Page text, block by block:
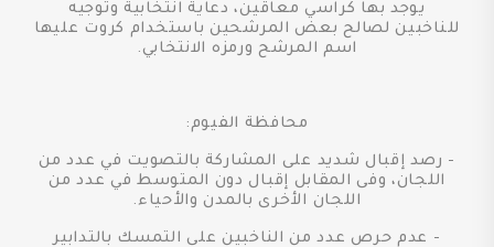
يوجد بها كراسي معاقين، دعاية انتخابية وتوجيه
للناخبين لصالح بعض المرشحين باستخدام كروت عليها
اسم المرشح ورمزه الانتخابي.
محافظة الفيوم:
- رصد إقبال شديد على المشاركة بالتصويت في عدد من
اللجان، وفى المقابل إقبال دون المتوسط في عدد من
اللجان الأخرى بالمدن والأحياء.
- عدم حرص عدد من الناخبين على التمسك بالتدابير